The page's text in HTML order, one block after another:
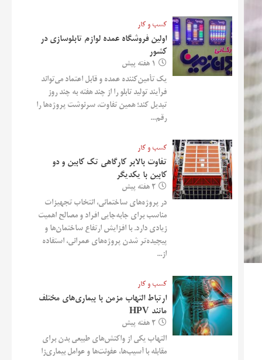
کسب و کار
اولین فروشگاه عمده لوازم تابلوسازی در
کشور
1 هفته پیش
یک تأمین‌کننده عمده و قابل اعتماد می‌تواند
فرآیند تولید تابلو را از چند هفته به چند روز
تبدیل کند؛ همین تفاوت، سرنوشت پروژه‌ها را
رقم...
کسب و کار
تفاوت بالابر کارگاهی تک کابین و دو
کابین با یکدیگر
2 هفته پیش
در پروژه‌های ساختمانی، انتخاب تجهیزات
مناسب برای جابه‌جایی افراد و مصالح اهمیت
زیادی دارد. با افزایش ارتفاع ساختمان‌ها و
پیچیده‌تر شدن پروژه‌های عمرانی، استفاده
از...
کسب و کار
ارتباط التهاب مزمن با بیماری‌های مختلف
مانند HPV
2 هفته پیش
التهاب یکی از واکنش‌های طبیعی بدن برای
مقابله با آسیب‌ها، عفونت‌ها و عوامل بیماری‌زا